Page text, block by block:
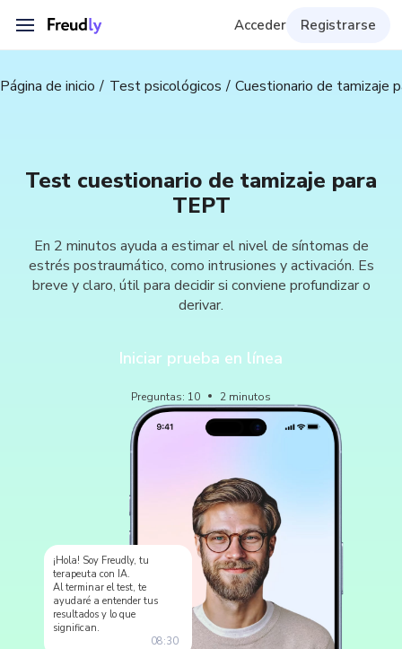
Acceder Registrarse
Página de inicio Test psicológicos Cuestionario de tamizaje
Test cuestionario de tamizaje para
TEPT
En 2 minutos ayuda a estimar el nivel de síntomas de
estrés postraumático, como intrusiones y activación. Es
breve y claro, útil para decidir si conviene profundizar o
derivar.
Iniciar prueba en línea
Preguntas: 10 2 minutos
¡Hola! Soy Freudly, tu
terapeuta con IA.
Al terminar el test, te
ayudaré a entender tus
resultados y lo que
significan.
08:30